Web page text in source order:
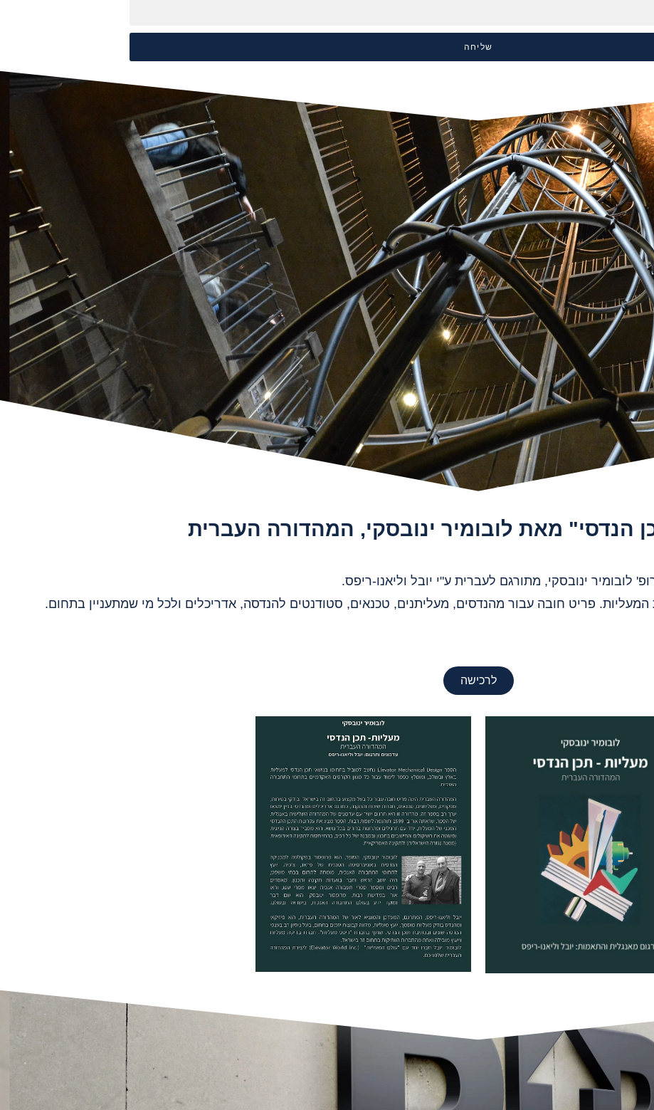
שליחה
הנדסי" מאת לובומיר ינובסקי, המהדורה העברית
לובומיר ינובסקי, מתורגם לעברית ע"י יובל וליאנו-ריפס.
פריט חובה עבור מהנדסים, מעליתנים, טכנאים, סטודנטים להנדסה, אדריכלים ולכל מי שמתעניין בתחום.
לרכישה